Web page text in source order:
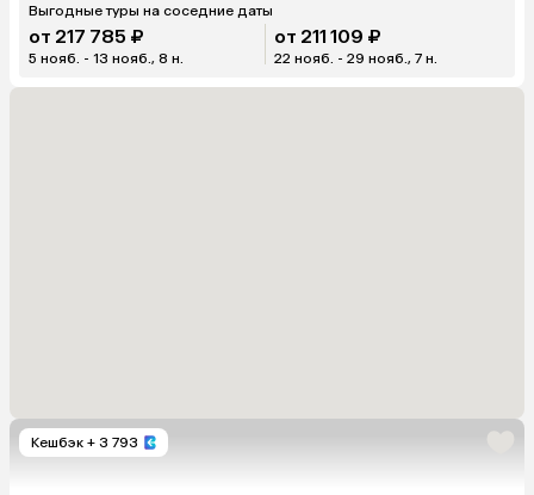
Выгодные туры на соседние даты
от 217 785 ₽
5 нояб. - 13 нояб., 8 н.
от 211 109 ₽
22 нояб. - 29 нояб., 7 н.
Кешбэк + 3 793